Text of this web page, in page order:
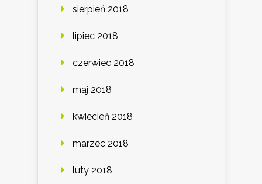
sierpień 2018
lipiec 2018
czerwiec 2018
maj 2018
kwiecień 2018
marzec 2018
luty 2018